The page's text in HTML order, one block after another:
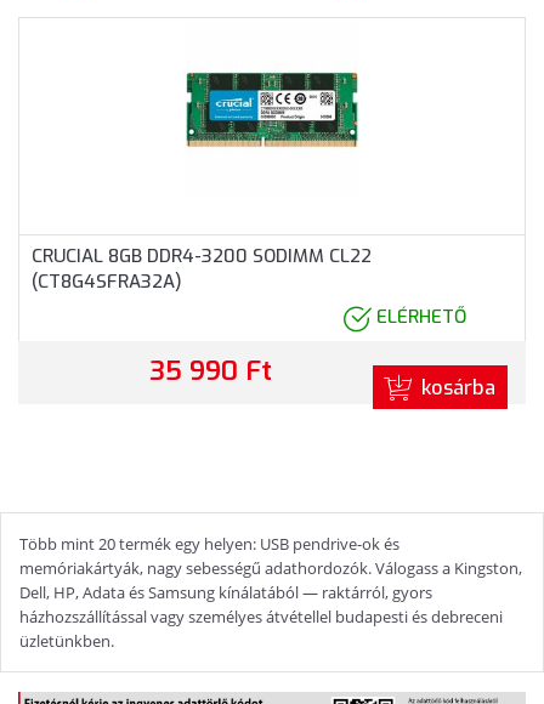
CRUCIAL 8GB DDR4-3200 SODIMM CL22
(CT8G4SFRA32A)
ELÉRHETŐ
35 990 Ft kosárba
Több mint 20 termék egy helyen: USB pendrive-ok és
memóriakártyák, nagy sebességű adathordozók. Válogass a Kingston,
Dell, HP, Adata és Samsung kínálatából — raktárról, gyors
házhozszállítással vagy személyes átvétellel budapesti és debreceni
üzletünkben.